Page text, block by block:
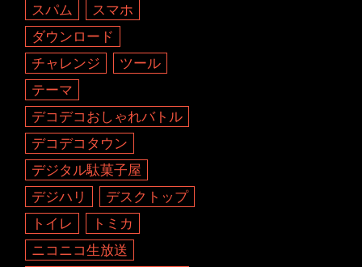
スパム
スマホ
ダウンロード
チャレンジ
ツール
テーマ
デコデコおしゃれバトル
デコデコタウン
デジタル駄菓子屋
デジハリ
デスクトップ
トイレ
トミカ
ニコニコ生放送